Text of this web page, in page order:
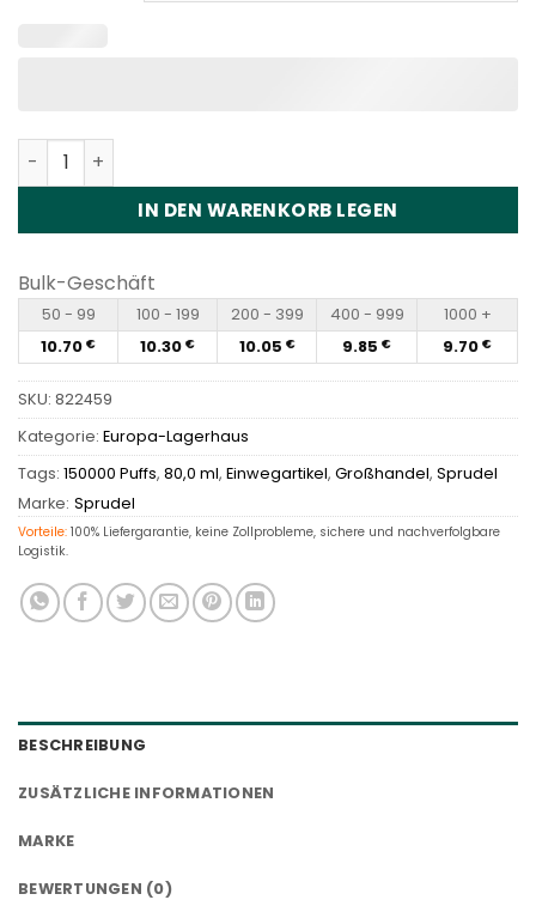
Fizzy Smart 150K 15in1 Disposale Vape Wholesale Menge
IN DEN WARENKORB LEGEN
Bulk-Geschäft
50 - 99 100 - 199 200 - 399 400 - 999
1000 +
10.70 € 10.30 € 10.05 € 9.85 € 9.70 €
SKU: 822459
Kategorie: Europa-Lagerhaus
Tags: 150000 Puffs, 80,0 ml, Einwegartikel, Großhandel, Sprudel
Marke: Sprudel
Vorteile: 100% Liefergarantie, keine Zollprobleme, sichere und nachverfolgbare
Logistik.
BESCHREIBUNG
ZUSÄTZLICHE INFORMATIONEN
MARKE
BEWERTUNGEN (0)